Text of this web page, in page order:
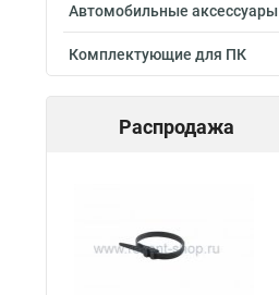
Автомобильные аксессуары
Комплектующие для ПК
Распродажа